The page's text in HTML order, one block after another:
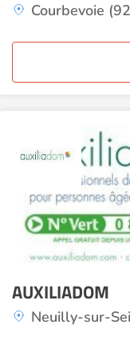
Courbevoie
AUXILIADOM
Neuilly-sur-